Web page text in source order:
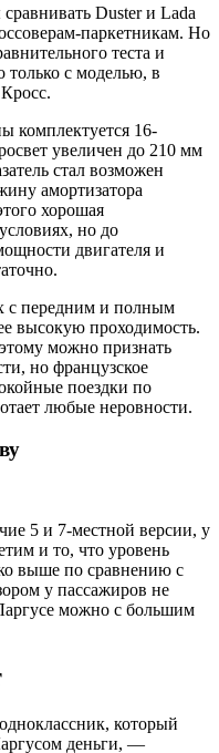
Duster и Lada
паркетникам. Но
теста и
только с моделью, в
комплектуется 16-
увеличен до 210 мм
стал возможен
амортизатора
хорошая
но до
двигателя и
с передним и полным
высокую проходимость.
можно признать
но французское
поездки по
любые неровности.
5 и 7-местной версии, у
и то, что уровень
выше по сравнению с
у пассажиров не
можно с большим
который
деньги, —